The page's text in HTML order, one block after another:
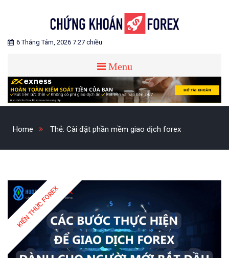
CHỨNG KHOÁN FOREX
Blog chia sẻ về Chứng Khoán và Forex
6 Tháng Tám, 2026 7:27 chiều
Menu
Home Thẻ: Cài đặt phần mềm giao dịch forex
KIẾN THỨC FOREX